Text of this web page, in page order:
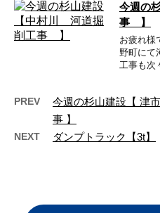
今週の
事 】
お疲れ様
野町にて
工事も次
PREV
今週の杉山建設【 津
事 】
NEXT ダンプトラック【3t】